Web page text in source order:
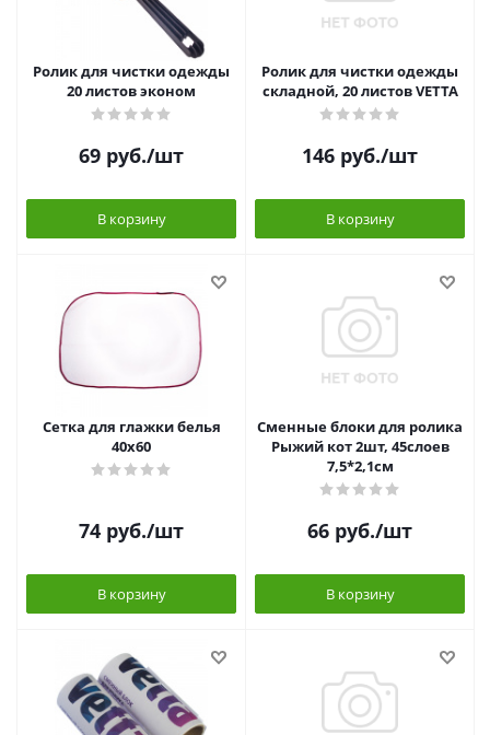
Ролик для чистки одежды
20 листов эконом
69 руб./шт
В корзину
Ролик для чистки одежды
складной, 20 листов VETTA
146 руб./шт
В корзину
Сетка для глажки белья
40х60
74 руб./шт
В корзину
Сменные блоки для ролика
Рыжий кот 2шт, 45слоев
7,5*2,1см
66 руб./шт
В корзину